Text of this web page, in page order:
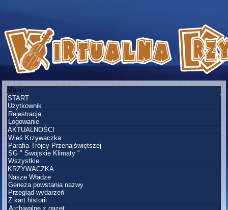
Menu
START
Użytkownik
Rejestracja
Logowanie
AKTUALNOŚCI
Wieś Krzywaczka
Parafia Trójcy Przenajświętszej
SG " Swojskie Klimaty "
Wszystkie
KRZYWACZKA
Nasze Władze
Geneza powstania nazwy
Przegląd wydarzeń
Z kart historii
Archiwalne z gazet